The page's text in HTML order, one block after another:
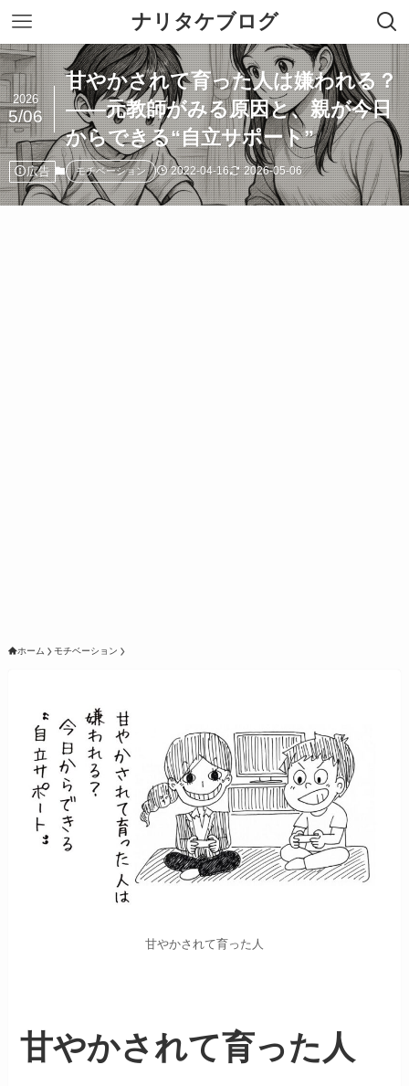
ナリタケブログ
甘やかされて育った人は嫌われる？
——元教師がみる原因と、親が今日
からできる“自立サポート”
2026
5/06
広告 モチベーション 2022-04-16 2026-05-06
ホーム モチベーション
甘やかされて育った人
甘やかされて育った人